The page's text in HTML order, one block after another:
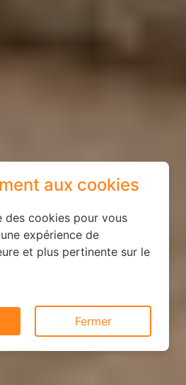
aux cookies
des cookies pour vous
expérience de
et plus pertinente sur le
Fermer